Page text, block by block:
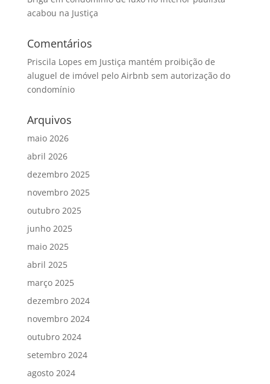
acabou na Justiça
Comentários
Priscila Lopes em Justiça mantém proibição de
aluguel de imóvel pelo Airbnb sem autorização do
condomínio
Arquivos
maio 2026
abril 2026
dezembro 2025
novembro 2025
outubro 2025
junho 2025
maio 2025
abril 2025
março 2025
dezembro 2024
novembro 2024
outubro 2024
setembro 2024
agosto 2024